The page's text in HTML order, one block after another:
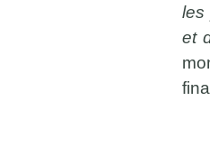
les
et